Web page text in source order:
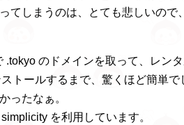
てしまうのは、とても悲しいので
.tokyo のドメインを取って、レン
トールするまで、驚くほど簡単
ったなぁ。
を利用しています。